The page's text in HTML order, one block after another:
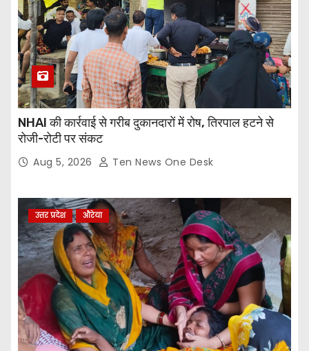
NHAI की कार्रवाई से गरीब दुकानदारों में रोष, तिरपाल हटने से
रोजी-रोटी पर संकट
Aug 5, 2026 Ten News One Desk
उत्तर प्रदेश औरेया